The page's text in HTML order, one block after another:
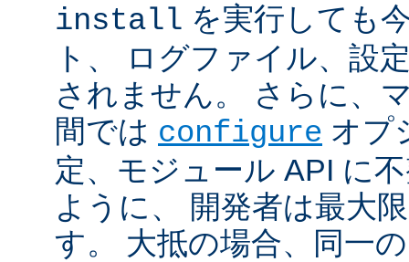
install を実行しても
ト、 ログファイル、設
されません。 さらに、
間では configure オプ
定、モジュール API に
ように、 開発者は最大
す。 大抵の場合、同一